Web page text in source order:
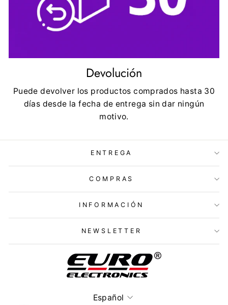
Devolución
Puede devolver los productos comprados hasta 30
días desde la fecha de entrega sin dar ningún
motivo.
ENTREGA
COMPRAS
INFORMACIÓN
NEWSLETTER
Idioma
Español